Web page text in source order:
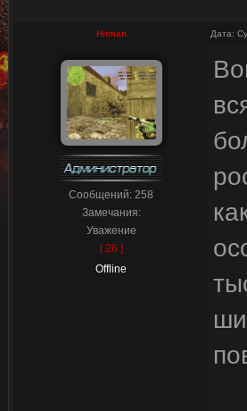
Hitman Дата:
Сообщений: 258
Замечания:
Уважение
[ 26 ]
Offline